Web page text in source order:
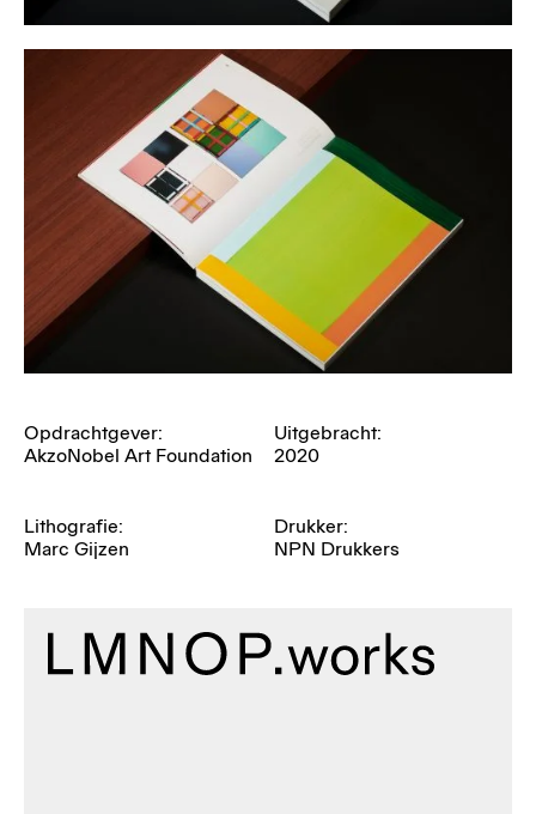
Opdrachtgever:
AkzoNobel Art Foundation
Uitgebracht:
2020
Lithografie:
Marc Gijzen
Drukker:
NPN Drukkers